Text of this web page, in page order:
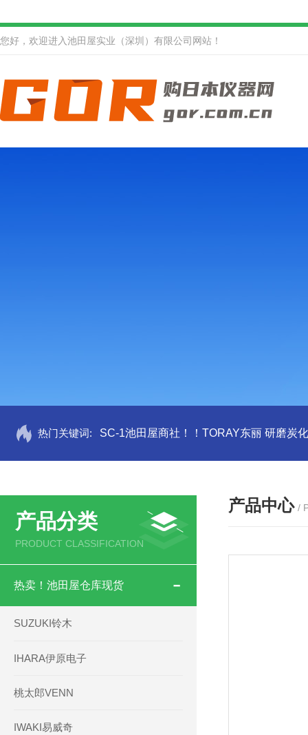
您好，欢迎进入池田屋实业（深圳）有限公司网站！
热门关键词: SC-1池田屋商社！！TORAY东丽 研磨炭
产品分类
PRODUCT CLASSIFICATION
热卖！池田屋仓库现货
SUZUKI铃木
IHARA伊原电子
桃太郎VENN
IWAKI易威奇
产品中心 /